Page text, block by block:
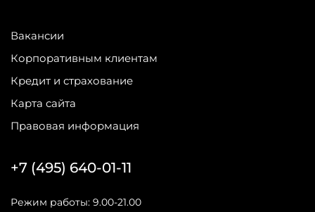
Вакансии
Корпоративным клиентам
Кредит и страхование
Карта сайта
Правовая информация
+7 (495) 640-01-11
Режим работы: 9.00-21.00